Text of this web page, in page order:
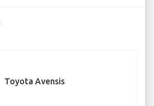
Toyota Avensis